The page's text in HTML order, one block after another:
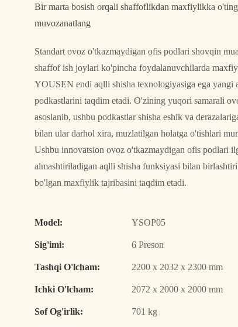
Bir marta bosish orqali shaffoflikdan maxfiylikka
muvozanatlang
Standart ovoz o'tkazmaydigan ofis podlari shovqin
shaffof ish joylari ko'pincha foydalanuvchilarda
YOUSEN endi aqlli shisha texnologiyasiga ega yangi
podkastlarini taqdim etadi. O'zining yuqori samarali
asoslanib, ushbu podkastlar shisha eshik va
bilan ular darhol xira, muzlatilgan holatga o'tishlari
Ushbu innovatsion ovoz o'tkazmaydigan ofis podlari
almashtiriladigan aqlli shisha funksiyasi bilan
bo'lgan maxfiylik tajribasini taqdim etadi.
Model:
YSOP05
Sig'imi:
6 Preson
Tashqi O'lcham:
2200 x 2032 x 2300 mm
Ichki O'lcham:
2072 x 2000 x 2000 mm
Sof Og'irlik:
701 kg